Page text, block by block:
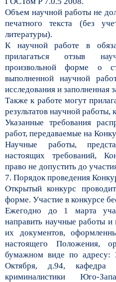
Объем научной работы не
печатного текста (без
литературы).
К научной работе в
прилагаться отзыв
произвольной форме о
выполненной научной
исследования и заполненная
Также к работе могут
результатов научной работы,
Указанные требования
работ, передаваемые на
Научные работы,
настоящих требований,
право не допустить до
7. Порядок проведения
Открытый конкурс
форме. Участие в конкурсе
Ежегодно до 1 марта
направить научные работы
их документов,
настоящего Положения,
бумажном виде по адресу:
Октября, д.94, кафедра
криминалистики Юго-